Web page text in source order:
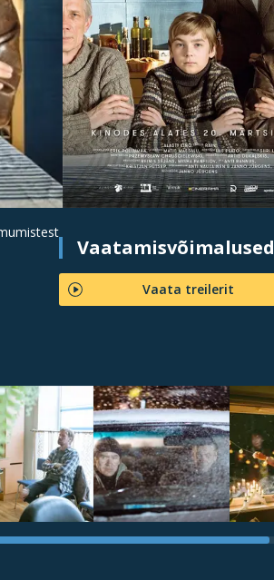
Vaatamisvõimalused
Vaata treilerit